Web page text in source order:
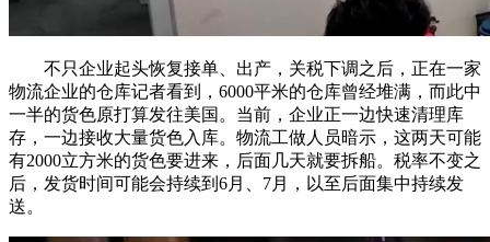
不只企业起头恢复接单、出产，关税下调之后，正在一家
物流企业的仓库记者看到，6000平米的仓库曾经堆满，而此中
一半的货色原打算发往美国。当前，企业正一边快速清理库
存，一边接收大量货色入库。物流工做人员暗示，这两天可能
有2000立方米的货色要进来，后面几天就要拆船。税率不变之
后，发货时间可能会持续到6月、7月，以至后面集中持续发
送。